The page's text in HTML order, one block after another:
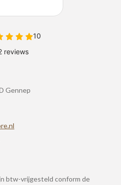
Gennep
btw-vrijgesteld conform de